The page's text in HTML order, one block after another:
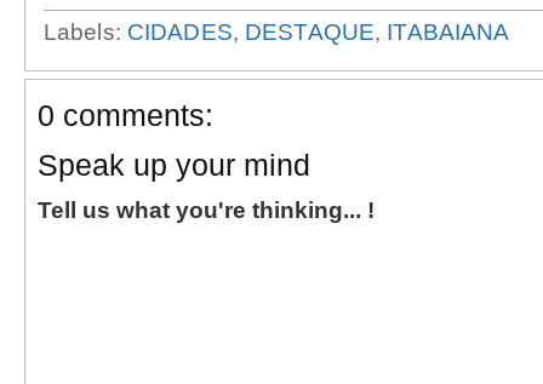
Labels: CIDADES, DESTAQUE, ITABAIANA
0 comments:
Speak up your mind
Tell us what you're thinking... !